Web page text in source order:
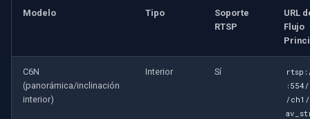
Modelo Tipo
Soporte
RTSP
URL
Flujo
C6N
(panorámica/inclinación
interior)
Interior Sí
/